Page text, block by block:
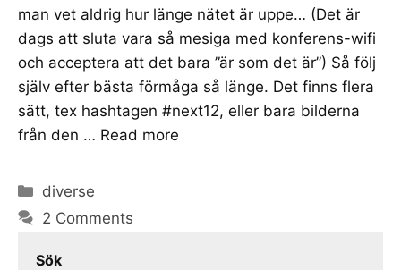
man vet aldrig hur länge nätet är uppe… (Det är
dags att sluta vara så mesiga med konferens-wifi
och acceptera att det bara ”är som det är”) Så följ
själv efter bästa förmåga så länge. Det finns flera
sätt, tex hashtagen #next12, eller bara bilderna
från den … Read more
Categories
diverse
2 Comments
Sök